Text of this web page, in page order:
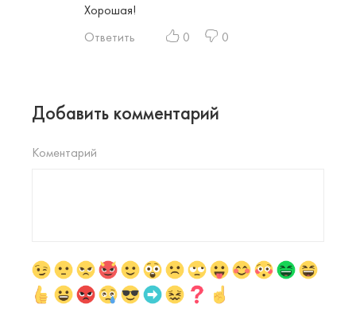
Хорошая!
Ответить
0 0
Добавить комментарий
Коментарий